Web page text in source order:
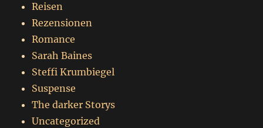
Reisen
Rezensionen
Romance
Sarah Baines
Steffi Krumbiegel
Suspense
The darker Storys
Uncategorized